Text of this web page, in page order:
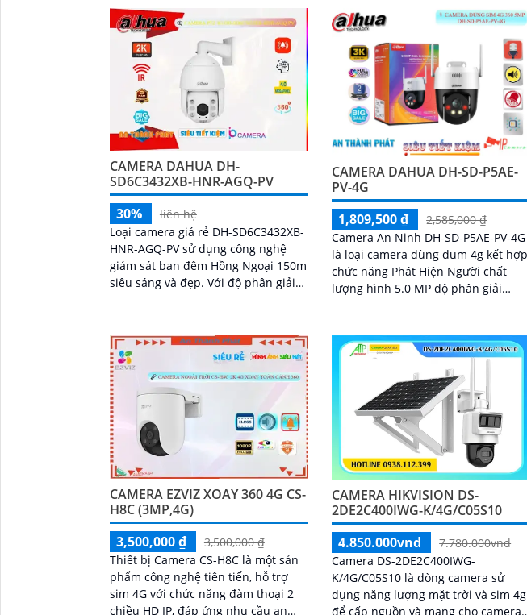
CAMERA DAHUA DH-
SD6C3432XB-HNR-AGQ-PV
30%
liên hệ
Loại camera giá rẻ DH-SD6C3432XB-
HNR-AGQ-PV sử dụng công nghệ
giám sát ban đêm Hồng Ngoại 150m
siêu sáng và đẹp. Với độ phân giải
CAMERA DAHUA DH-SD-P5AE-
PV-4G
1,809,500 ₫
2,585,000 ₫
Camera An Ninh DH-SD-P5AE-PV-4G
là loại camera dùng dum 4g kết hợp
chức năng Phát Hiện Người chất
lượng hình 5.0 MP độ phân giải
CAMERA EZVIZ XOAY 360 4G CS-
H8C (3MP,4G)
3,500,000 ₫
3,500,000 ₫
Thiết bị Camera CS-H8C là một sản
phẩm công nghệ tiên tiến, hỗ trợ
sim 4G với chức năng đàm thoại 2
chiều HD IP, đáp ứng nhu cầu an
CAMERA HIKVISION DS-
2DE2C400IWG-K/4G/C05S10
4.850.000vnd
7.780.000vnd
Camera DS-2DE2C400IWG-
K/4G/C05S10 là dòng camera sử
dụng năng lượng mặt trời và sim 4g
để cấp nguồn và mạng cho camera,